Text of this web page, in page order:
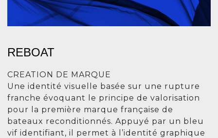
REBOAT
CREATION DE MARQUE
Une identité visuelle basée sur une rupture
franche évoquant le principe de valorisation
pour la première marque française de
bateaux reconditionnés. Appuyé par un bleu
vif identifiant, il permet à l’identité graphique